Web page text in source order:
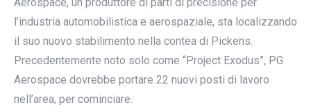
l’industria automobilistica e aerospaziale, sta localizzando
il suo nuovo stabilimento nella contea di Pickens.
Precedentemente noto solo come “Project Exodus”, PG
Aerospace dovrebbe portare 22 nuovi posti di lavoro
nell’area, per cominciare.